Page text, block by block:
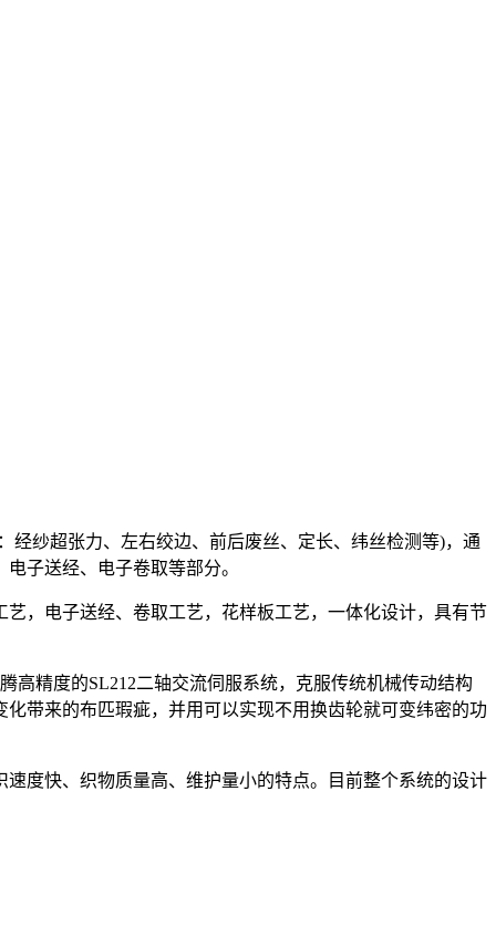
经纱超张力、左右绞边、前后废丝、定长、纬丝检测等)，通
子送经、电子卷取等部分。
，电子送经、卷取工艺，花样板工艺，一体化设计，具有节
高精度的SL212二轴交流伺服系统，克服传统机械传动结构
带来的布匹瑕疵，并用可以实现不用换齿轮就可变纬密的功
度快、织物质量高、维护量小的特点。目前整个系统的设计